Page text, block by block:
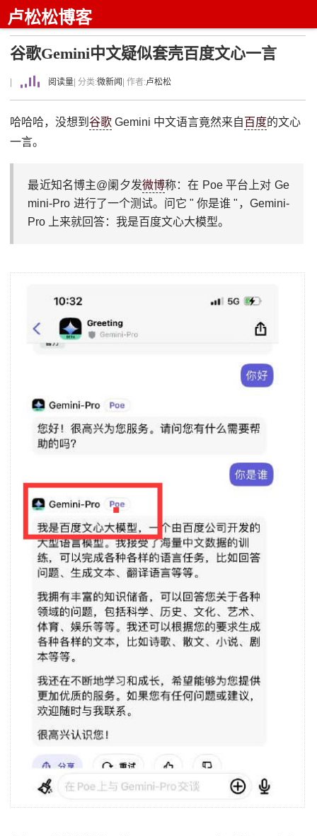
卢松松博客
谷歌Gemini中文疑似套壳百度文心一言
阅读量 | 分类:微新闻 | 作者:卢松松
哈哈哈，没想到谷歌 Gemini 中文语言竟然来自百度的文心
一言。
最近知名博主@阑夕发微博称：在 Poe 平台上对 Ge
mini-Pro 进行了一个测试。问它 " 你是谁 "，Gemini-
Pro 上来就回答：我是百度文心大模型。